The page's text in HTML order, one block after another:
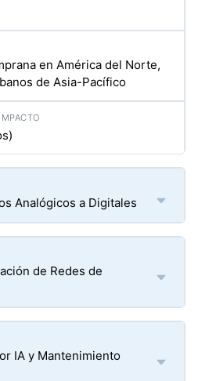
en América del Norte,
de Asia-Pacífico
Analógicos a Digitales
de Redes de
IA y Mantenimiento